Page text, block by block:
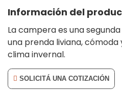
Información del
La campera es una
una prenda liviana,
clima invernal.
SOLICITÁ UNA COTIZACIÓN